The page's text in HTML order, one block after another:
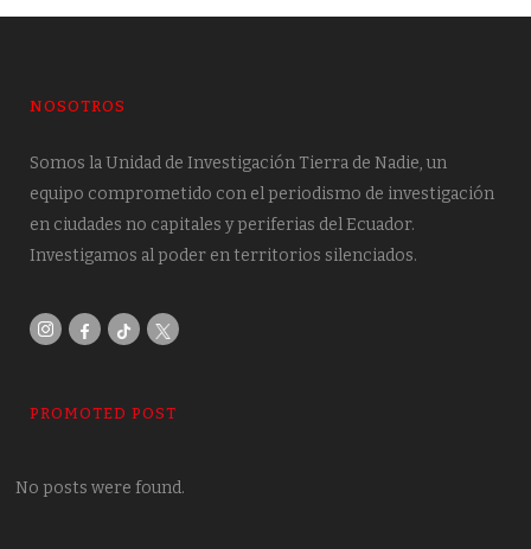
NOSOTROS
Somos la Unidad de Investigación Tierra de Nadie, un
equipo comprometido con el periodismo de investigación
en ciudades no capitales y periferias del Ecuador.
Investigamos al poder en territorios silenciados.
PROMOTED POST
No posts were found.